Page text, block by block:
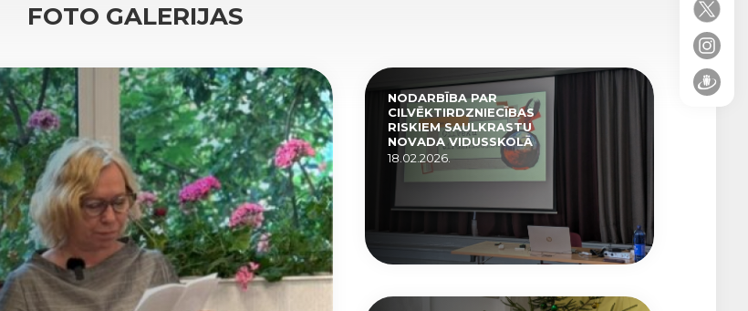
FOTO GALERIJAS
NODARBĪBA PAR
CILVĒKTIRDZNIECĪBAS
RISKIEM SAULKRASTU
NOVADA VIDUSSKOLĀ
18.02.2026.